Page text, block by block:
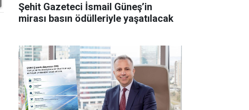
Şehit Gazeteci İsmail Güneş’in
mirası basın ödülleriyle yaşatılacak